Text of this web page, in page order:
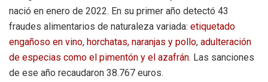
nació en enero de 2022. En su primer año detectó 43
fraudes alimentarios de naturaleza variada: etiquetado
engañoso en vino, horchatas, naranjas y pollo, adulteración
de especias como el pimentón y el azafrán. Las sanciones
de ese año recaudaron 38.767 euros.